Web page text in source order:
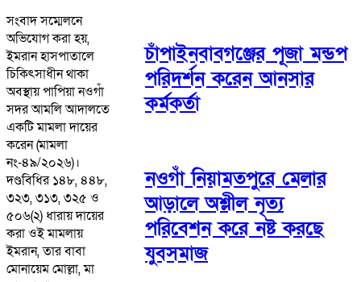
সংবাদ সম্মেলনে
অভিযোগ করা হয়,
ইমরান হাসপাতালে
চিকিৎসাধীন থাকা
অবস্থায় পাপিয়া নওগাঁ
সদর আমলি আদালতে
একটি মামলা দায়ের
করেন (মামলা
নং-৪৯/২০২৬)।
দণ্ডবিধির ১৪৮, ৪৪৮,
৩২৩, ৩১৩, ৩২৫ ও
৫০৬(২) ধারায় দায়ের
করা ওই মামলায়
ইমরান, তার বাবা
মোনায়েম মোল্লা, মা
চাঁপাইনবাবগঞ্জের পূজা মন্ডপ
পরিদর্শন করেন আনসার
কর্মকর্তা
নওগাঁ নিয়ামতপুরে মেলার
আড়ালে অশ্লীল নৃত্য
পরিবেশন করে নষ্ট করছে
যুবসমাজ